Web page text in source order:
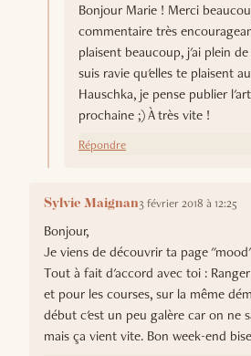
Bonjour Marie ! Merci
commentaire très
plaisent beaucoup, j'ai plein
suis ravie qu'elles te plaisent
Hauschka, je pense publier
prochaine ;) À très vite !
Répondre
Sylvie Maignan3 février 2018 à 12:25
Bonjour,
Je viens de découvrir ta page
Tout à fait d'accord avec toi :
et pour les courses, sur la même
début c'est un peu galère car on ne
mais ça vient vite. Bon week-end